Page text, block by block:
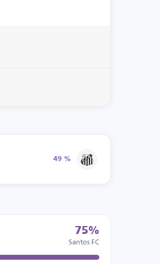
49 %
75%
Santos FC